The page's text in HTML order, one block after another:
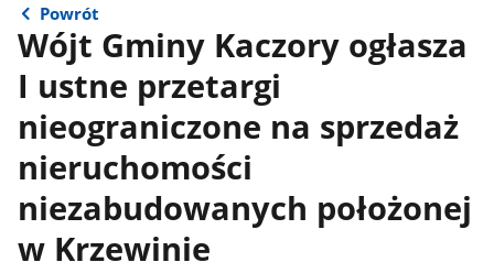
Powrót
Wójt Gminy Kaczory ogłasza
I ustne przetargi
nieograniczone na sprzedaż
nieruchomości
niezabudowanych położonej
w Krzewinie